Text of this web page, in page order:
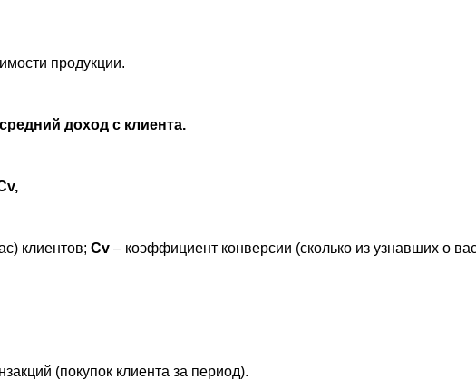
продукции.
доход с клиента.
клиентов; Cv – коэффициент конверсии (сколько из узнавших о
(покупок клиента за период).